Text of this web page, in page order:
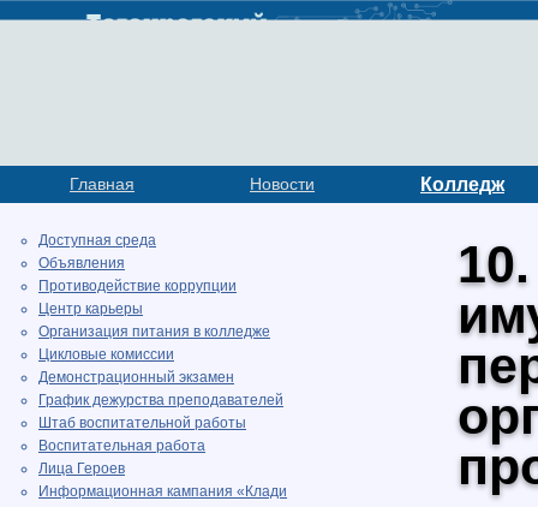
Главная Новости Колледж
Доступная среда
Объявления
Противодействие коррупции
Центр карьеры
Организация питания в колледже
Цикловые комиссии
Демонстрационный экзамен
График дежурства преподавателей
Штаб воспитательной работы
Воспитательная работа
Лица Героев
Информационная кампания «Клади